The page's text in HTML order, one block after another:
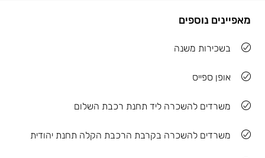
מאפיינים נוספים
בשכירות משנה
אופן ספייס
משרדים להשכרה ליד תחנת רכבת השלום
משרדים להשכרה בקרבת הרכבת הקלה תחנת יהודית